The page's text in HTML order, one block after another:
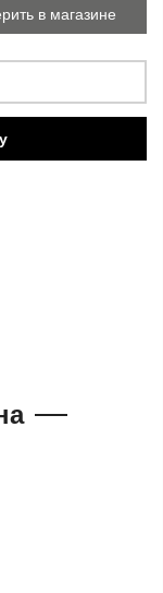
в магазине